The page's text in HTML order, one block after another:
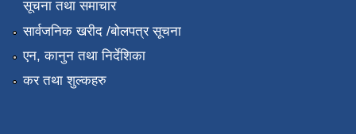
सूचना तथा समाचार
सार्वजनिक खरीद /बोलपत्र सूचना
एन, कानुन तथा निर्देशिका
कर तथा शुल्कहरु